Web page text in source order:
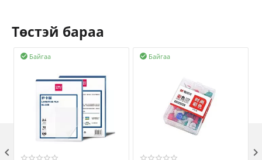
Төстэй бараа
Байгаа
 Байгаа

 